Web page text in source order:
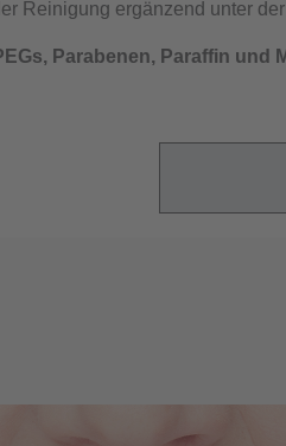
Reinigung ergänzend unter
Parabenen, Paraffin und